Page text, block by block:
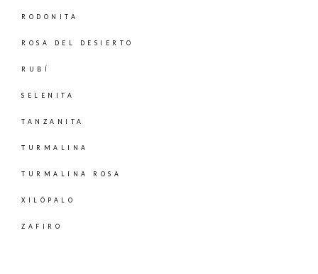
RODONITA
ROSA DEL DESIERTO
RUBÍ
SELENITA
TANZANITA
TURMALINA
TURMALINA ROSA
XILÓPALO
ZAFIRO